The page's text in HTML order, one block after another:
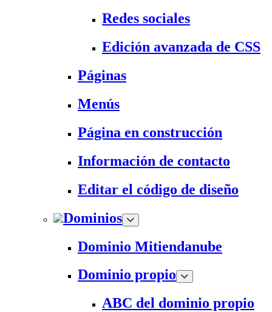
Redes sociales
Edición avanzada de CSS
Páginas
Menús
Página en construcción
Información de contacto
Editar el código de diseño
Dominios
Dominio Mitiendanube
Dominio propio
ABC del dominio propio